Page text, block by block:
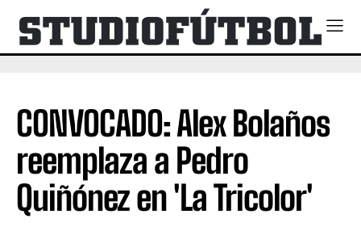
CONVOCADO: Alex Bolaños
reemplaza a Pedro
Quiñónez en 'La Tricolor'